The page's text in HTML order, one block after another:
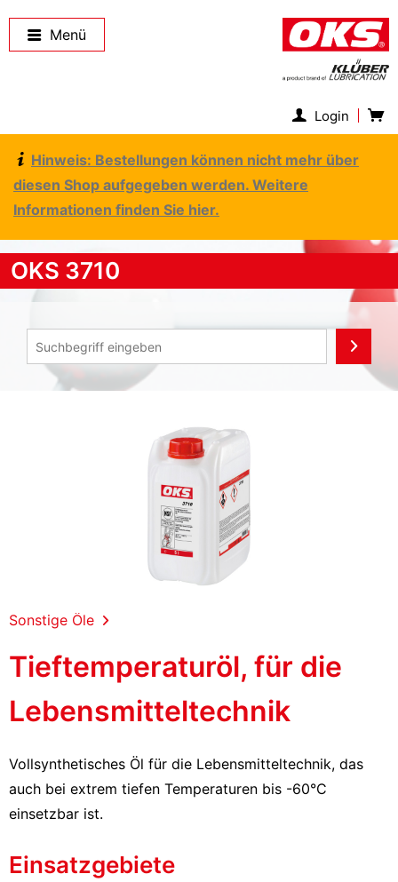
Menü
Login
Hinweis: Bestellungen können nicht mehr über
diesen Shop aufgegeben werden. Weitere
Informationen finden Sie hier.
OKS 3710
Sonstige Öle
Tieftemperaturöl, für die
Lebensmitteltechnik
Vollsynthetisches Öl für die Lebensmitteltechnik, das
auch bei extrem tiefen Temperaturen bis -60°C
einsetzbar ist.
Einsatzgebiete